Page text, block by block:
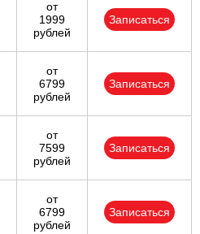
от
1999
рублей
Записаться
от
6799
рублей
Записаться
от
7599
рублей
Записаться
от
6799
рублей
Записаться